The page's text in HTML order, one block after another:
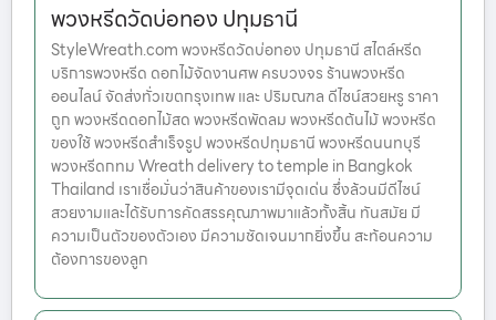
พวงหรีดวัดบ่อทอง ปทุมธานี
StyleWreath.com พวงหรีดวัดบ่อทอง ปทุมธานี สไตล์หรีด
บริการพวงหรีด ดอกไม้จัดงานศพ ครบวงจร ร้านพวงหรีด
ออนไลน์ จัดส่งทั่วเขตกรุงเทพ และ ปริมณฑล ดีไซน์สวยหรู ราคา
ถูก พวงหรีดดอกไม้สด พวงหรีดพัดลม พวงหรีดต้นไม้ พวงหรีด
ของใช้ พวงหรีดสำเร็จรูป พวงหรีดปทุมธานี พวงหรีดนนทบุรี
พวงหรีดกทม Wreath delivery to temple in Bangkok
Thailand เราเชื่อมั่นว่าสินค้าของเรามีจุดเด่น ซึ่งล้วนมีดีไซน์
สวยงามและได้รับการคัดสรรคุณภาพมาแล้วทั้งสิ้น ทันสมัย มี
ความเป็นตัวของตัวเอง มีความชัดเจนมากยิ่งขึ้น สะท้อนความ
ต้องการของลูก